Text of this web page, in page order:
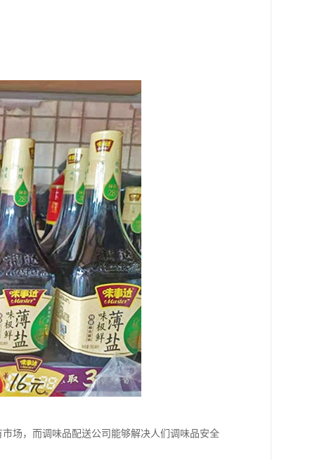
场，而调味品配送公司能够解决人们调味品安全